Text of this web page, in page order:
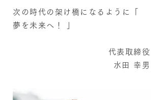
次の時代の架け橋になるように「
夢を未来へ！ 」
代表取締役
水田 幸男